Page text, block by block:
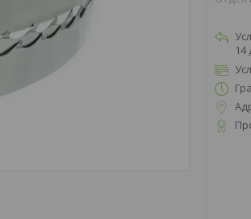
14